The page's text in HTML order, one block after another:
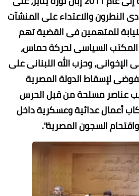
النطرون والاعتداء على المنشآت
للمتهمين فى القضية تهم
السياسى لحركة حماس،
الإخوانى، وحزب الله اللبنانى على
لإسقاط الدولة المصرية
عناصر مسلحة من قبل الحرس
أعمال عدائية وعسكرية داخل
السجون المصرية".